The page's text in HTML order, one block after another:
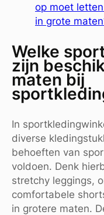
op moet
in grote
Welke
zijn
maten bij
In
diverse
behoeften van
voldoen. Denk
stretchy leggings,
comfortabele
in grotere maten.